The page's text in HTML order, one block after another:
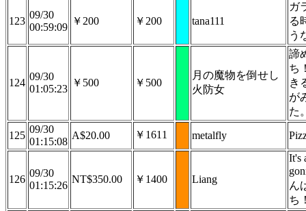
123
09/30
00:59:09
￥200 ￥200 tana111
ガ
る
う
124
09/30
01:05:23
￥500 ￥500
月の魔物を倒せし
火防女
諦
ち
き
が
た
125
09/30
01:15:08
A$20.00 ￥1611 metalfly
126
09/30
01:15:26
NT$350.00 ￥1400 Liang
It's
ん
ち